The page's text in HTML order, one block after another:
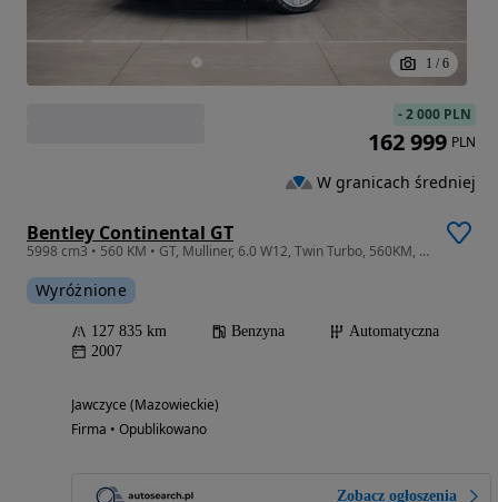
1 / 6
Bentley Continental GT
5998 cm3 • 560 KM • GT, Mulliner, 6.0 W12, Twin Turbo, 560KM, Bezwypadkowy, Serwisowany
Wyróżnione
127 835 km Benzyna
Automatyczna
2007
Jawczyce (Mazowieckie)
Firma • Opublikowano
Zobacz ogłoszenia
-2 000 PLN
162 999 PLN
W granicach średniej